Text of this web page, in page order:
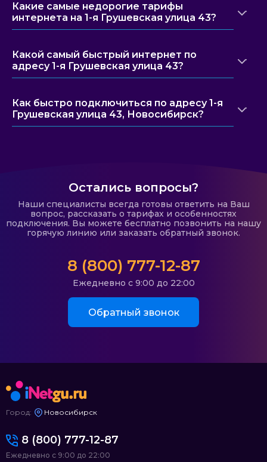
Какие самые недорогие тарифы
интернета на 1-я Грушевская улица 43?
Какой самый быстрый интернет по
адресу 1-я Грушевская улица 43?
Как быстро подключиться по адресу 1-я
Грушевская улица 43, Новосибирск?
Остались вопросы?
Наши специалисты всегда готовы ответить на Ваш
вопрос, рассказать о тарифах и особенностях
подключения. Вы можете бесплатно позвонить на нашу
горячую линию или заказать обратный звонок.
8 (800) 777-12-87
Ежедневно с 9:00 до 22:00
Обратный звонок
Город: Новосибирск
8 (800) 777-12-87
Ежедневно с 9:00 до 22:00